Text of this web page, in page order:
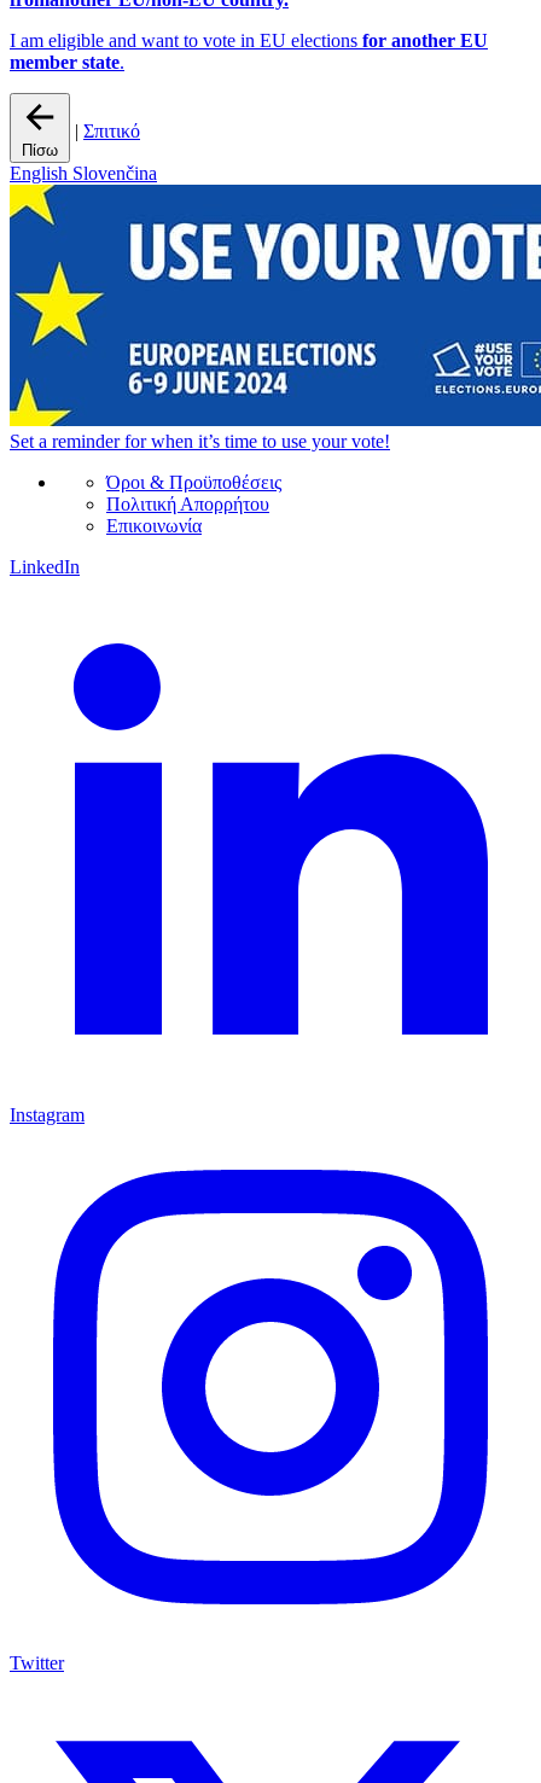
I am eligible and want to vote in EU elections for another EU
member state.
Πίσω
| Σπιτικό
English Slovenčina
Set a reminderfor when it’s time to use your vote!
Όροι & Προϋποθέσεις
Πολιτική Απορρήτου
Επικοινωνία
LinkedIn
Instagram
Twitter